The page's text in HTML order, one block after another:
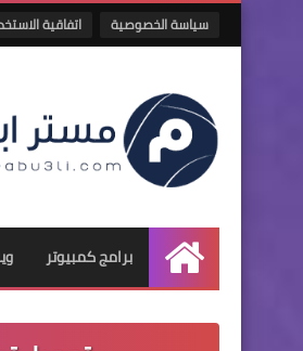
سياسة الخصوصية اتفاقية
الرئيسية
برامج كمبيوتر